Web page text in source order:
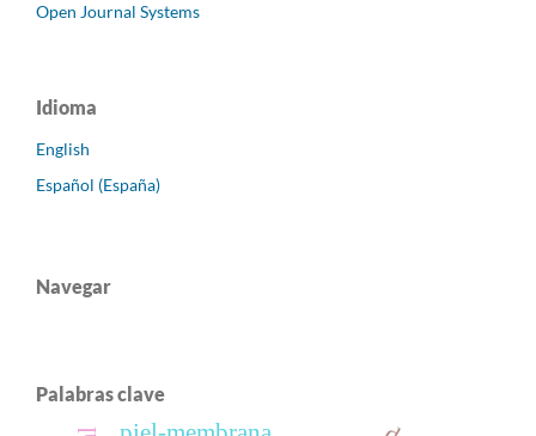
Open Journal Systems
Idioma
English
Español (España)
Navegar
Palabras clave